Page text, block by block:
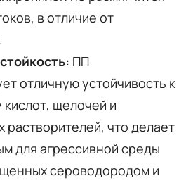
в отличие от
ПП
отличную устойчивость к
щелочей и
растворителей, что делает
для агрессивной среды
сероводородом и